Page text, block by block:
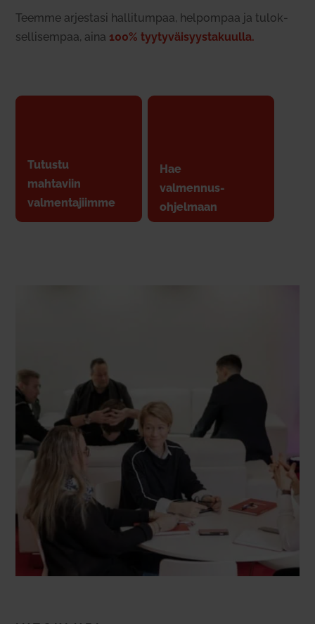
Teemme arjestasi hal­li­tumpaa, hel­pompaa ja tulok­
sel­li­sempaa, aina 100% tyy­ty­väi­syys­ta­kuulla.
Tutustu
mah­taviin
val­men­ta­jiimme
Hae
val­mennus-
ohjelmaan